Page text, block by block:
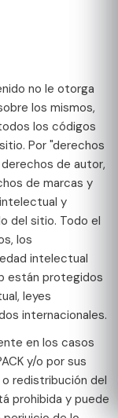
no le otorga
los mismos,
los códigos
Por "derechos
de autor,
de marcas y
y
del sitio. Todo el
los
intelectual
están protegidos
leyes
internacionales.
en los casos
y/o por sus
redistribución del
prohibida y puede